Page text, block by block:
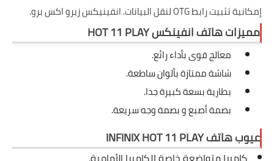
إمكانية تثبيت رابط OTG لنقل البيانات. انفينيكس زيرو اكس برو.
مميزات هاتف انفينكس HOT 11 PLAY
معالج قوى بأداء رائع.
شاشة ممتازة بألوان ساطعة.
بطارية بسعة كبيرة جدا.
بصمة أصبع و بصمة وجه سريعة.
عيوب هاتف INFINIX HOT 11 PLAY